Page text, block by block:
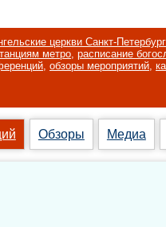
церкви Санкт-
метро, расписание
, обзоры мероприятий,
Обзоры Медиа